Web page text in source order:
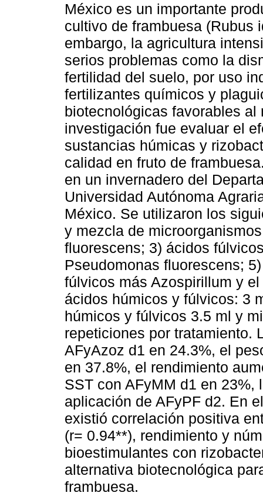
México es un importante
cultivo de frambuesa (Rubus
embargo, la agricultura
serios problemas como la
fertilidad del suelo, por uso
fertilizantes químicos y
biotecnológicas favorables
investigación fue evaluar el
sustancias húmicas y
calidad en fruto de
en un invernadero del
Universidad Autónoma
México. Se utilizaron los
y mezcla de
fluorescens; 3) ácidos
Pseudomonas fluorescens;
fúlvicos más Azospirillum y
ácidos húmicos y fúlvicos: 3
húmicos y fúlvicos 3.5 ml y
repeticiones por tratamiento.
AFyAzoz d1 en 24.3%, el
en 37.8%, el rendimiento
SST con AFyMM d1 en
aplicación de AFyPF d2. En
existió correlación positiva
(r= 0.94**), rendimiento y
bioestimulantes con
alternativa biotecnológica
frambuesa.